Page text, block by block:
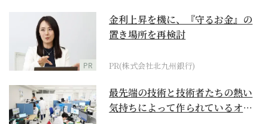
PR
金利上昇を機に、『守るお金』の
置き場所を再検討
PR(株式会社北九州銀行)
最先端の技術と技術者たちの熱い
気持ちによって作られているオー